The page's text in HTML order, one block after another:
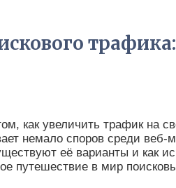
как увеличить трафик на
немало споров среди веб-
её варианты и как
путешествие в мир